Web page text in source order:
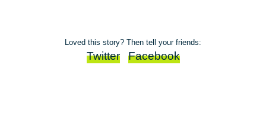
Loved this story? Then tell your friends:
Twitter Facebook